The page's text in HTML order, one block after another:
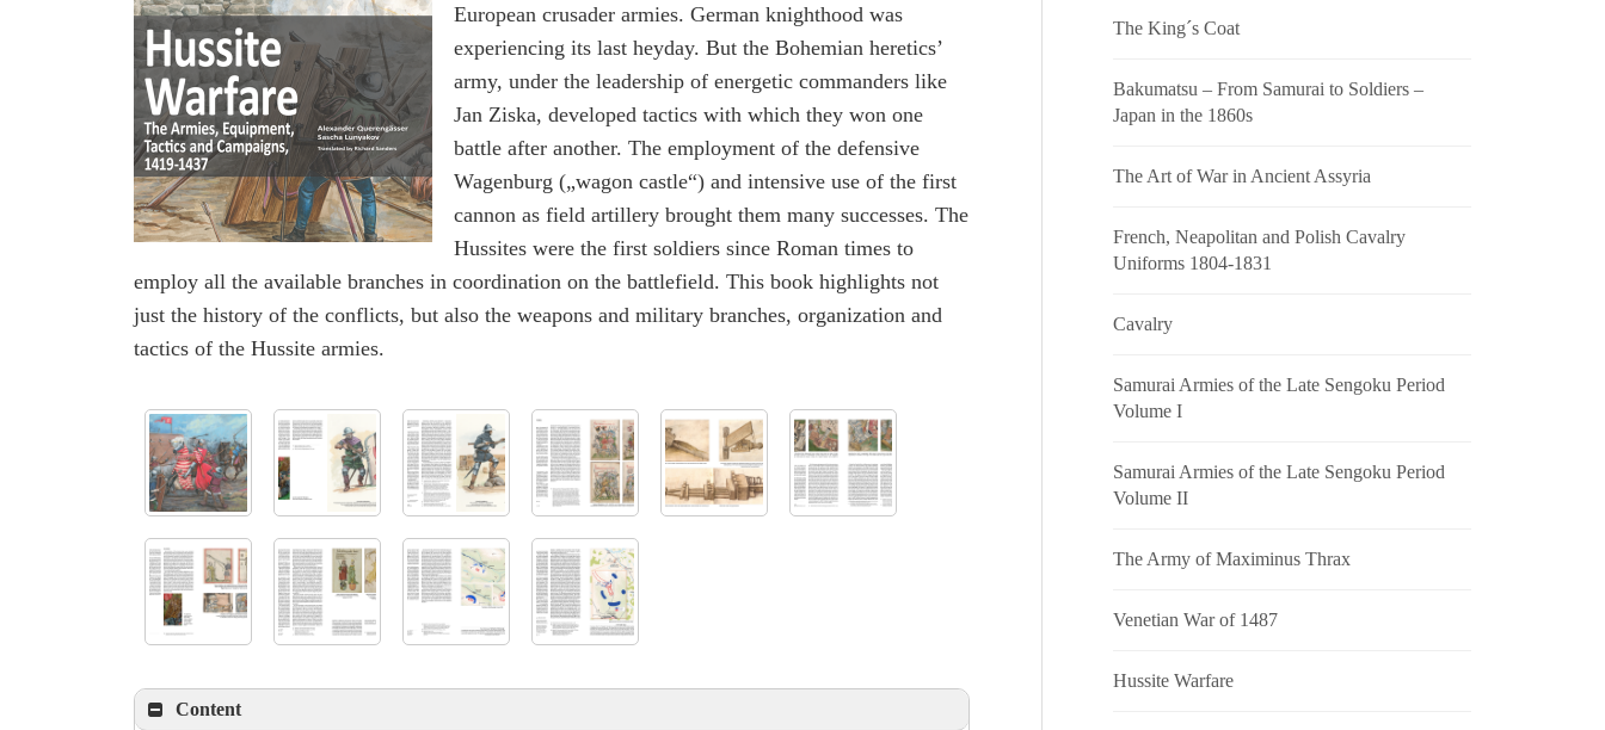
European crusader armies. German knighthood was
experiencing its last heyday. But the Bohemian heretics’
army, under the leadership of energetic commanders like
Jan Ziska, developed tactics with which they won one
battle after another. The employment of the defensive
Wagenburg („wagon castle“) and intensive use of the first
cannon as field artillery brought them many successes. The
Hussites were the first soldiers since Roman times to
employ all the available branches in coordination on the battlefield. This book highlights not
just the history of the conflicts, but also the weapons and military branches, organization and
tactics of the Hussite armies.
Content
The King´s Coat
Bakumatsu – From Samurai to Soldiers –
Japan in the 1860s
The Art of War in Ancient Assyria
French, Neapolitan and Polish Cavalry
Uniforms 1804-1831
Cavalry
Samurai Armies of the Late Sengoku Period
Volume I
Samurai Armies of the Late Sengoku Period
Volume II
The Army of Maximinus Thrax
Venetian War of 1487
Hussite Warfare